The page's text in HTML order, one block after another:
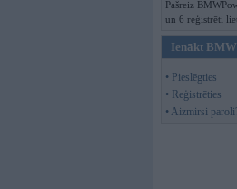
Pašreiz
un 6 reģistrēti
Ienākt
• Pieslēgties
• Reģistrēties
• Aizmirsi